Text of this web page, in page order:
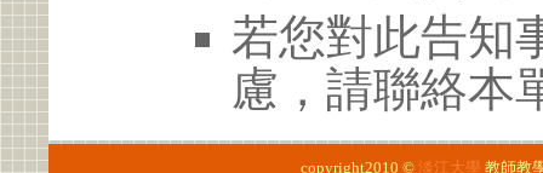
若您對此告知
慮，請聯絡本
copyright2010 © 淡江大學 教師教